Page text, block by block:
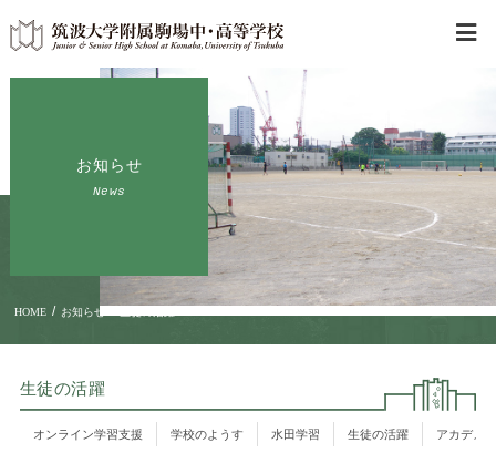
お知らせ
News
HOME / お知らせ
生徒の活躍
オンライン学習支援 学校のようす 水田学習 生徒の活躍 アカデメ